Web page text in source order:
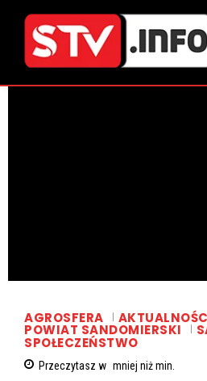
AGROSFERA
POWIAT SANDOMIERSKI
SPOŁECZEŃSTWO
Przeczytasz w mniej niżmin.